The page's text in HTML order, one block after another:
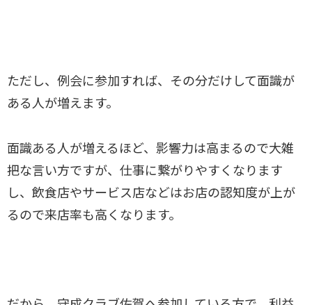
ただし、例会に参加すれば、その分だけして面識が
ある人が増えます。
面識ある人が増えるほど、影響力は高まるので大雑
把な言い方ですが、仕事に繋がりやすくなります
し、飲食店やサービス店などはお店の認知度が上が
るので来店率も高くなります。